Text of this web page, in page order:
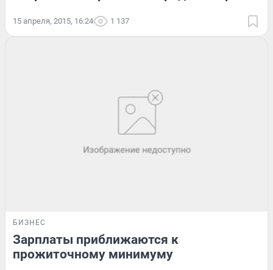
15 апреля, 2015, 16:24 1 137
БИЗНЕС
Зарплаты приближаются к
прожиточному минимуму